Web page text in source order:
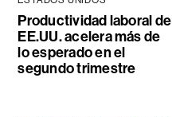
Productividad laboral de
EE.UU. acelera más de
lo esperado en el
segundo trimestre